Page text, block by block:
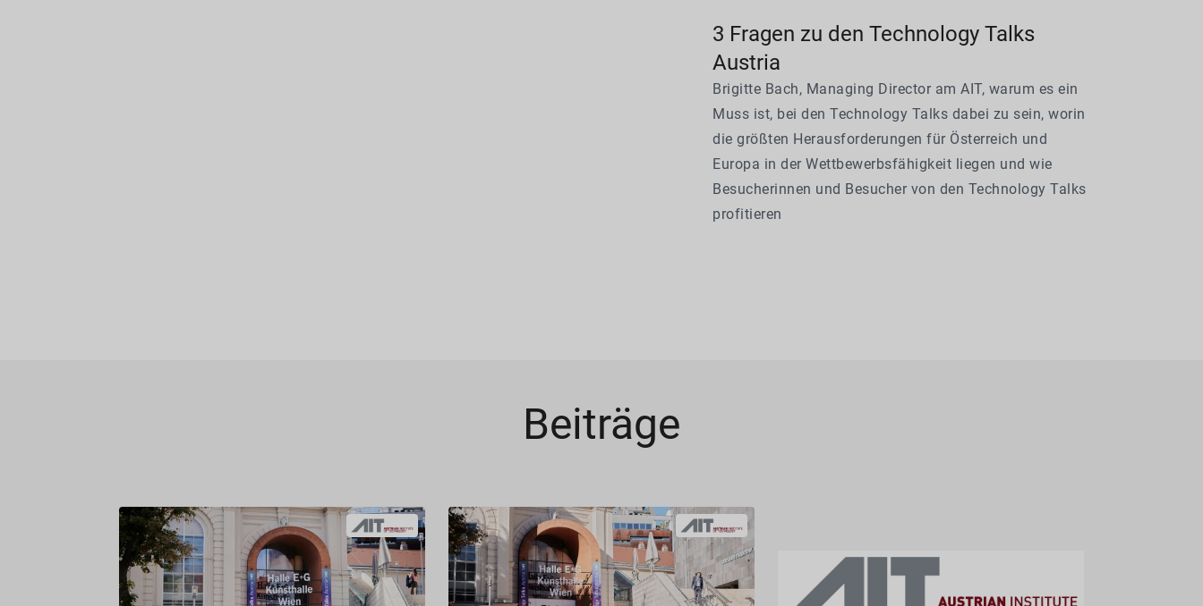
3 Fragen zu den Technology Talks
Austria
Brigitte Bach, Managing Director am AIT, warum es ein
Muss ist, bei den Technology Talks dabei zu sein, worin
die größten Herausforderungen für Österreich und
Europa in der Wettbewerbsfähigkeit liegen und wie
Besucherinnen und Besucher von den Technology Talks
profitieren
Beiträge